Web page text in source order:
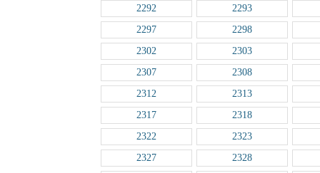
2292
2293
2297
2298
2302
2303
2307
2308
2312
2313
2317
2318
2322
2323
2327
2328